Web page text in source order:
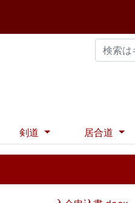
剣道 居合道